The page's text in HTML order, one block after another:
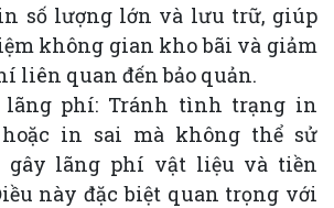
số lượng lớn và lưu trữ, giúp
không gian kho bãi và giảm
liên quan đến bảo quản.
lãng phí: Tránh tình trạng in
in sai mà không thể sử
gây lãng phí vật liệu và tiền
này đặc biệt quan trọng với